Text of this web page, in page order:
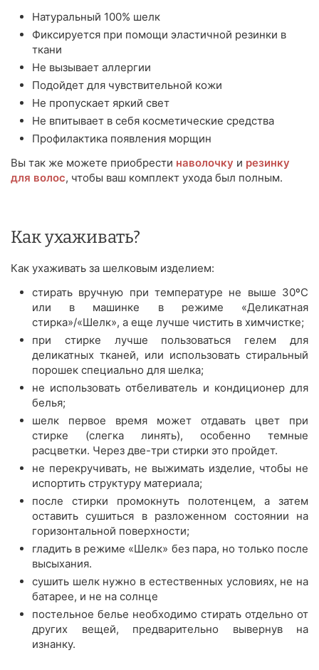
Натуральный 100% шелк
Фиксируется при помощи эластичной резинки в
ткани
Не вызывает аллергии
Подойдет для чувствительной кожи
Не пропускает яркий свет
Не впитывает в себя косметические средства
Профилактика появления морщин
Вы так же можете приобрести наволочку и резинку
для волос, чтобы ваш комплект ухода был полным.
Как ухаживать?
Как ухаживать за шелковым изделием:
стирать вручную при температуре не выше 30ºС
или в машинке в режиме «Деликатная
стирка»/«Шелк», а еще лучше чистить в химчистке;
при стирке лучше пользоваться гелем для
деликатных тканей, или использовать стиральный
порошек специально для шелка;
не использовать отбеливатель и кондиционер для
белья;
шелк первое время может отдавать цвет при
стирке (слегка линять), особенно темные
расцветки. Через две-три стирки это пройдет.
не перекручивать, не выжимать изделие, чтобы не
испортить структуру материала;
после стирки промокнуть полотенцем, а затем
оставить сушиться в разложенном состоянии на
горизонтальной поверхности;
гладить в режиме «Шелк» без пара, но только после
высыхания.
сушить шелк нужно в естественных условиях, не на
батарее, и не на солнце
постельное белье необходимо стирать отдельно от
других вещей, предварительно вывернув на
изнанку.